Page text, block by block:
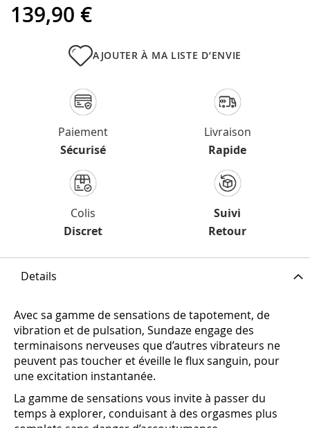
139,90 €
AJOUTER À MA LISTE D’ENVIE
Paiement
Sécurisé
Livraison
Rapide
Colis
Discret
Suivi
Retour
Details
Avec sa gamme de sensations de tapotement, de
vibration et de pulsation, Sundaze engage des
terminaisons nerveuses que d’autres vibrateurs ne
peuvent pas toucher et éveille le flux sanguin, pour
une excitation instantanée.
La gamme de sensations vous invite à passer du
temps à explorer, conduisant à des orgasmes plus